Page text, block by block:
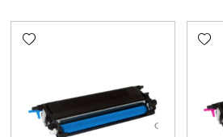
Add wishlist